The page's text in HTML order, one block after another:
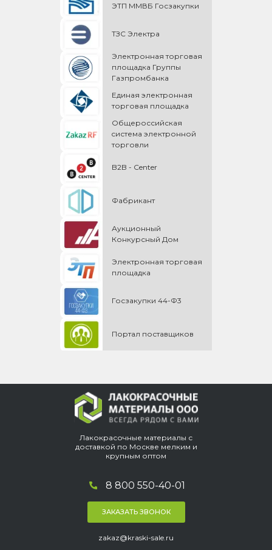
ЭТП ММВБ Госзакупки
ТЗС Электра
Электронная торговая
площадка Группы
Газпромбанка
Единая электронная
торговая площадка
Общероссийская
cистема электронной
торговли
B2B - Center
Фабрикант
Аукционный
Конкурсный Дом
Электронная торговая
площадка
Госзакупки 44-Ф3
Портал поставщиков
Лакокрасочные материалы с
доставкой по Москве мелким и
крупным оптом
8 800 550-40-01
ЗАКАЗАТЬ ЗВОНОК
zakaz@kraski-sale.ru